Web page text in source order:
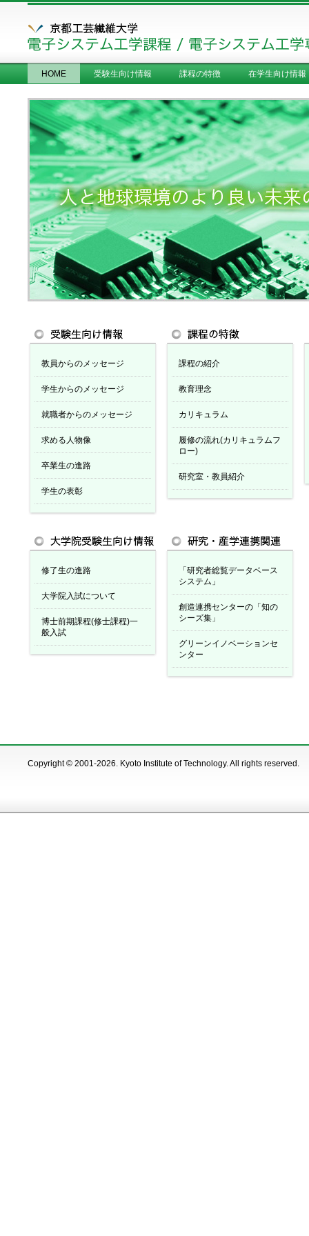
HOME 受験生向け情報 課程の特徴 在学生向け情報
教員からのメッセージ
学生からのメッセージ
就職者からのメッセージ
求める人物像
卒業生の進路
学生の表彰
課程の紹介
教育理念
カリキュラム
履修の流れ(カリキュラムフ
ロー)
研究室・教員紹介
修了生の進路
大学院入試について
博士前期課程(修士課程)一
般入試
「研究者総覧データベース
システム」
創造連携センターの「知の
シーズ集」
グリーンイノベーションセ
ンター
Copyright © 2001-2026. Kyoto Institute of Technology. All rights reserved.